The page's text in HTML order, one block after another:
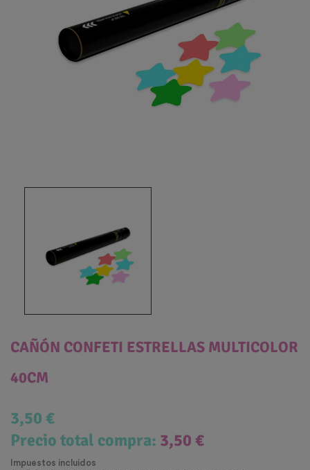
CAÑÓN CONFETI ESTRELLAS MULTICOLOR
40CM
3,50 €
Precio total compra: 3,50 €
Impuestos incluidos